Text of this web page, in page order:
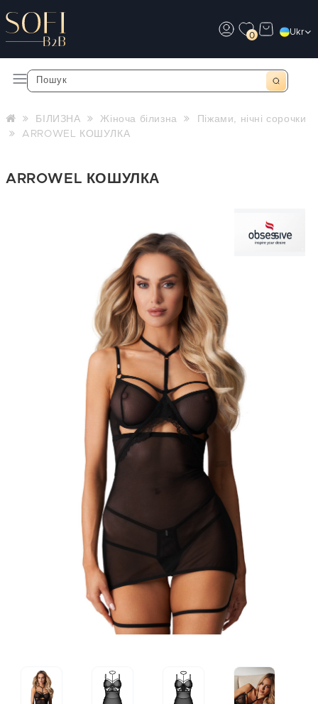
0 Ukr
БІЛИЗНА Жіноча білизна
Піжами, нічні сорочки
ARROWEL КОШУЛКА
ARROWEL КОШУЛКА